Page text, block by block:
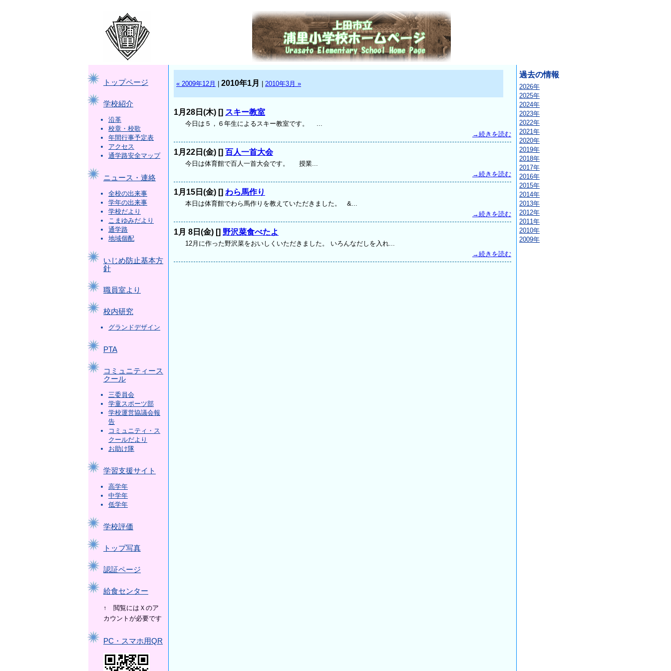
トップページ
学校紹介
沿革
校章・校歌
年間行事予定表
アクセス
通学路安全マップ
ニュース・連絡
全校の出来事
学年の出来事
学校だより
こまゆみだより
通学路
地域個配
いじめ防止基本方
針
職員室より
校内研究
グランドデザイン
PTA
コミュニティース
クール
三委員会
学童スポーツ部
学校運営協議会報
告
コミュニティ・ス
クールだより
お助け隊
学習支援サイト
高学年
中学年
低学年
学校評価
トップ写真
認証ページ
給食センター
↑ 閲覧にはＸのア
カウントが必要です
PC・スマホ用QR
« 2009年12月 2010年1月 2010年3月 »
1月28日(木) [] スキー教室
今日は５，６年生によるスキー教室です。 ...
→続きを読む
1月22日(金) [] 百人一首大会
今日は体育館で百人一首大会です。 授業...
→続きを読む
1月15日(金) [] わら馬作り
本日は体育館でわら馬作りを教えていただきました。 &...
→続きを読む
1月 8日(金) [] 野沢菜食べたよ
12月に作った野沢菜をおいしくいただきました。 いろんなだしを入れ...
→続きを読む
過去の情報
2026年
2025年
2024年
2023年
2022年
2021年
2020年
2019年
2018年
2017年
2016年
2015年
2014年
2013年
2012年
2011年
2010年
2009年